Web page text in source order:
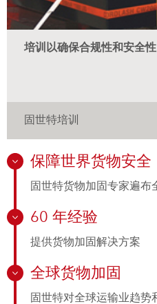
培训以确保合规性和安全性
固世特培训
保障世界货物安全
固世特货物加固专家遍布
60 年经验
提供货物加固解决方案
全球货物加固
固世特对全球运输业趋势